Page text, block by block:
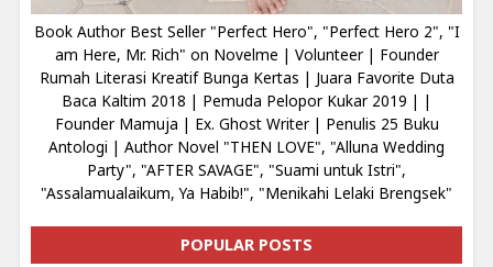
Book Author Best Seller "Perfect Hero", "Perfect Hero 2", "I
am Here, Mr. Rich" on Novelme | Volunteer | Founder
Rumah Literasi Kreatif Bunga Kertas | Juara Favorite Duta
Baca Kaltim 2018 | Pemuda Pelopor Kukar 2019 | |
Founder Mamuja | Ex. Ghost Writer | Penulis 25 Buku
Antologi | Author Novel "THEN LOVE", "Alluna Wedding
Party", "AFTER SAVAGE", "Suami untuk Istri",
"Assalamualaikum, Ya Habib!", "Menikahi Lelaki Brengsek"
POPULAR POSTS